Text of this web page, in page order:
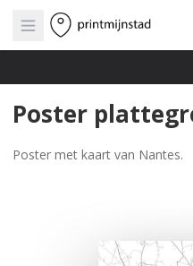
Open main menu
Poster
Poster met kaart van Nantes.